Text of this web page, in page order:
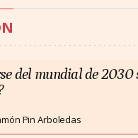
del mundial de 2030
Pin Arboledas